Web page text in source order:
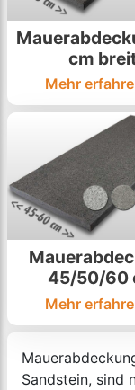
cm
Mehr
45/50/60
Mehr
Sandstein, sind